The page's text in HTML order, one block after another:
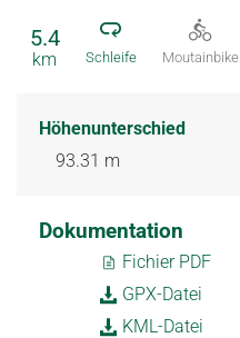
5.4
km Schleife Moutainbike
Höhenunterschied
93.31 m
Dokumentation
Fichier PDF
GPX-Datei
KML-Datei